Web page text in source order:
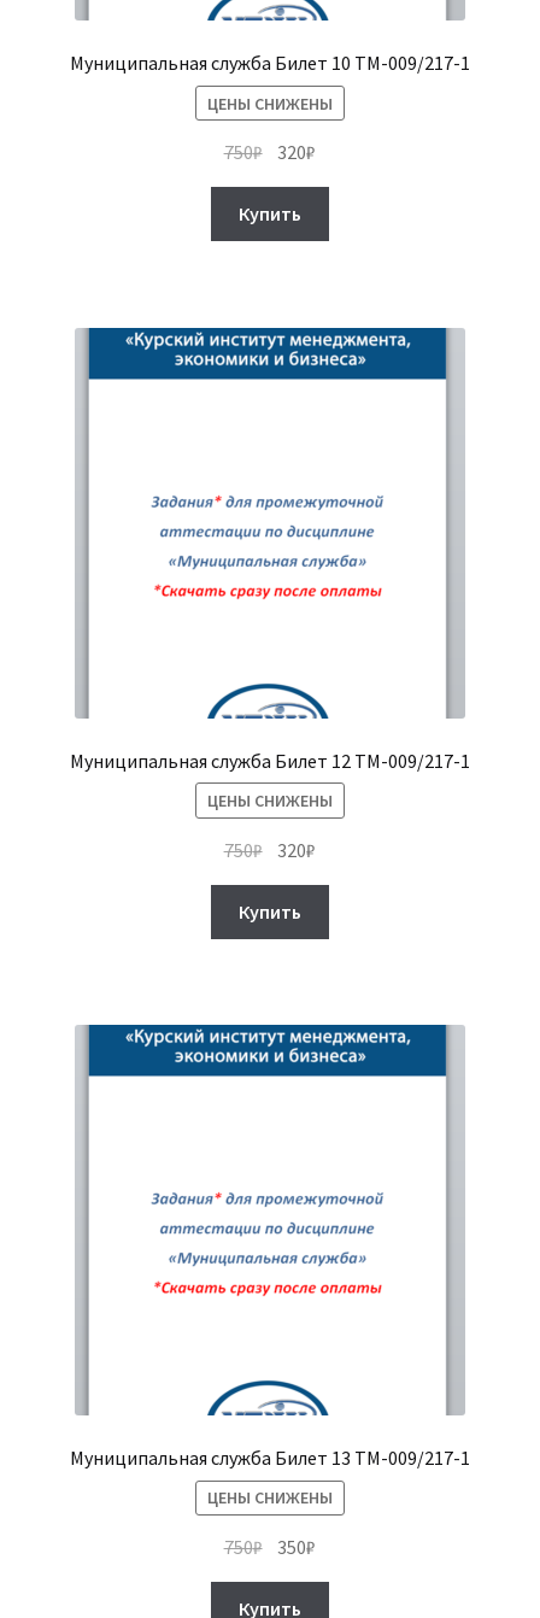
Муниципальная служба Билет 10 ТМ-009/217-1
ЦЕНЫ СНИЖЕНЫ
750₽ Первоначальная
цена
составляла
750₽.
320₽
цена:
Купить
Муниципальная служба Билет 12 ТМ-009/217-1
ЦЕНЫ СНИЖЕНЫ
750₽ Первоначальная
составляла
750₽.
320₽
Купить
Муниципальная служба Билет 13 ТМ-009/217-1
ЦЕНЫ СНИЖЕНЫ
750₽ Первоначальная
цена
составляла
350₽
цена:
Купить